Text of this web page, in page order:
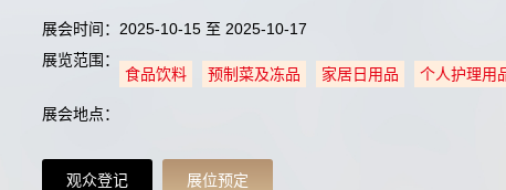
展会时间：2025-10-15 至 2025-10-17
展览范围：
食品饮料
预制菜及冻品 家居日用品 个人护理用
展会地点：
观众登记 展位预定